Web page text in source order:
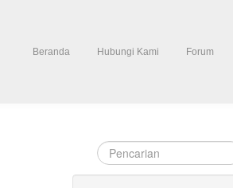
Beranda Hubungi Kami Forum